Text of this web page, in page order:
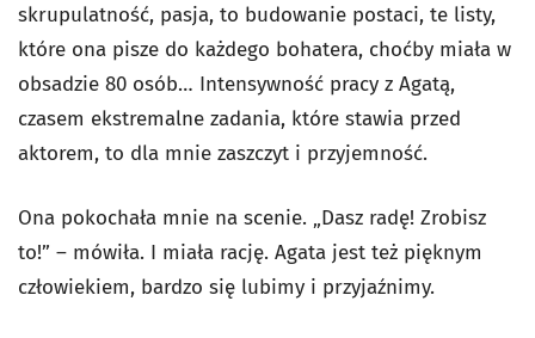
skrupulatność, pasja, to budowanie postaci, te listy,
które ona pisze do każdego bohatera, choćby miała w
obsadzie 80 osób… Intensywność pracy z Agatą,
czasem ekstremalne zadania, które stawia przed
aktorem, to dla mnie zaszczyt i przyjemność.
Ona pokochała mnie na scenie. „Dasz radę! Zrobisz
to!” – mówiła. I miała rację. Agata jest też pięknym
człowiekiem, bardzo się lubimy i przyjaźnimy.